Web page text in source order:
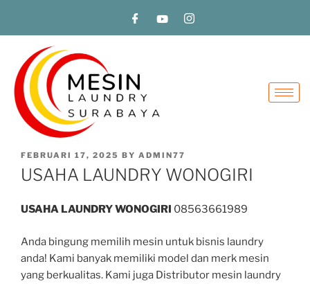
FEBRUARI 17, 2025 BY ADMIN77
USAHA LAUNDRY WONOGIRI
USAHA LAUNDRY WONOGIRI 08563661989
Anda bingung memilih mesin untuk bisnis laundry
anda! Kami banyak memiliki model dan merk mesin
yang berkualitas. Kami juga Distributor mesin laundry